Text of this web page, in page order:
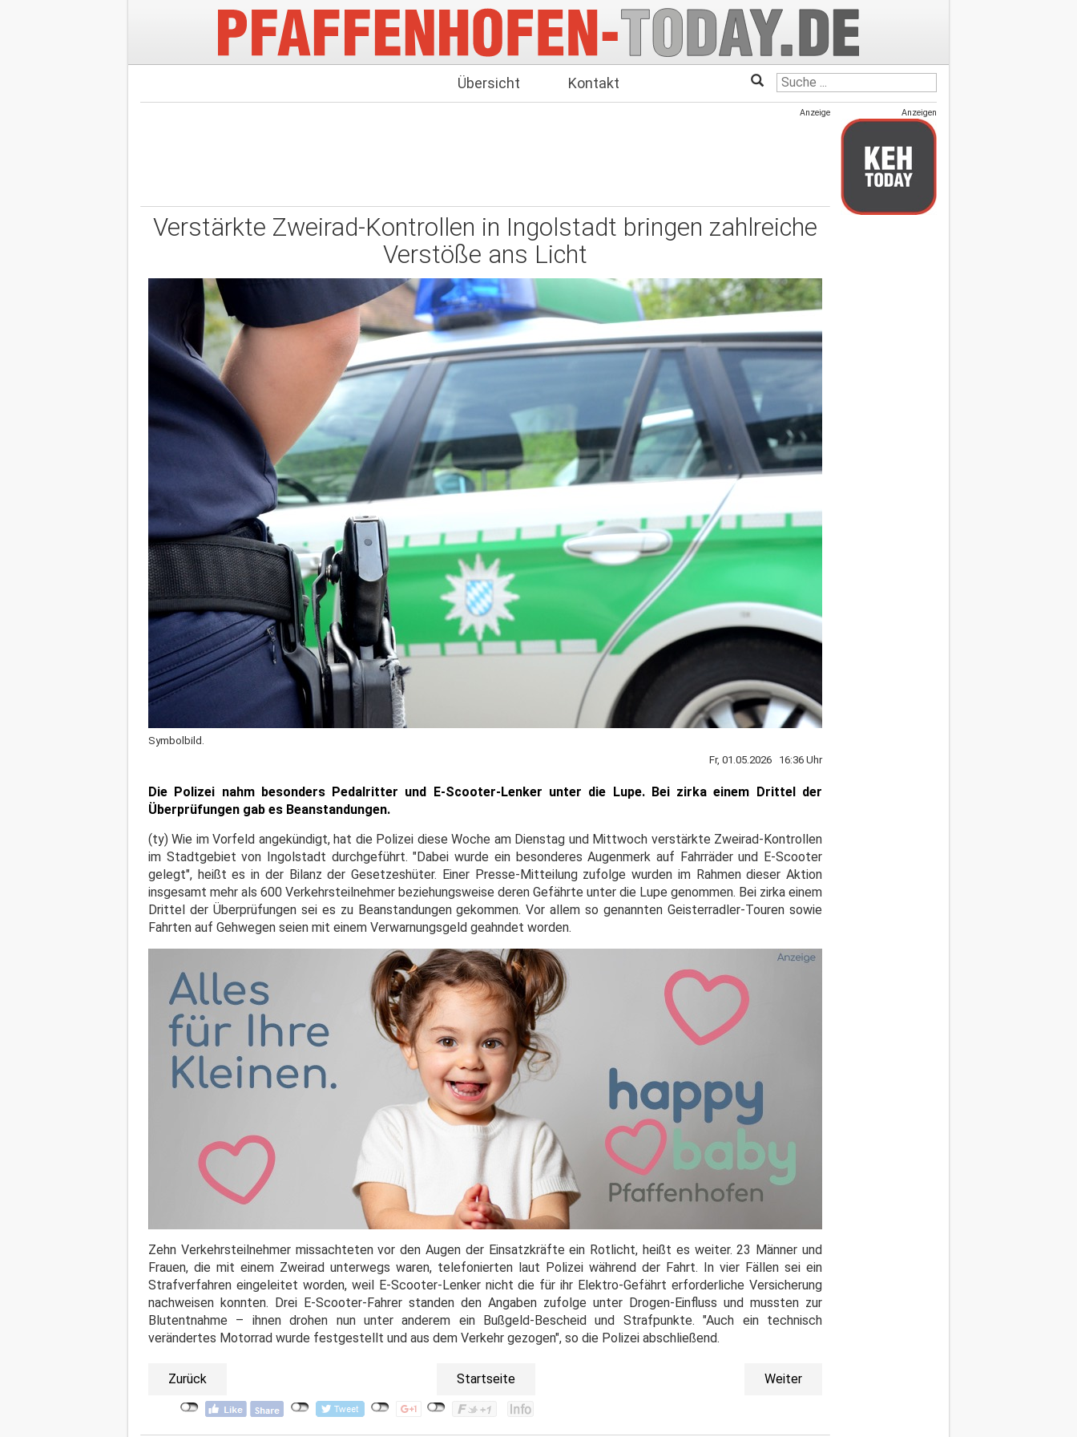
Übersicht Kontakt
Anzeige
Verstärkte Zweirad-Kontrollen in Ingolstadt bringen zahlreiche
Verstöße ans Licht
Symbolbild.
Fr, 01.05.2026 16:36 Uhr
Die Polizei nahm besonders Pedalritter und E-Scooter-Lenker unter die Lupe. Bei zirka einem Drittel der
Überprüfungen gab es Beanstandungen.
(ty) Wie im Vorfeld angekündigt, hat die Polizei diese Woche am Dienstag und Mittwoch verstärkte Zweirad-Kontrollen
im Stadtgebiet von Ingolstadt durchgeführt. "Dabei wurde ein besonderes Augenmerk auf Fahrräder und E-Scooter
gelegt", heißt es in der Bilanz der Gesetzeshüter. Einer Presse-Mitteilung zufolge wurden im Rahmen dieser Aktion
insgesamt mehr als 600 Verkehrsteilnehmer beziehungsweise deren Gefährte unter die Lupe genommen. Bei zirka einem
Drittel der Überprüfungen sei es zu Beanstandungen gekommen. Vor allem so genannten Geisterradler-Touren sowie
Fahrten auf Gehwegen seien mit einem Verwarnungsgeld geahndet worden.
Zehn Verkehrsteilnehmer missachteten vor den Augen der Einsatzkräfte ein Rotlicht, heißt es weiter. 23 Männer und
Frauen, die mit einem Zweirad unterwegs waren, telefonierten laut Polizei während der Fahrt. In vier Fällen sei ein
Strafverfahren eingeleitet worden, weil E-Scooter-Lenker nicht die für ihr Elektro-Gefährt erforderliche Versicherung
nachweisen konnten. Drei E-Scooter-Fahrer standen den Angaben zufolge unter Drogen-Einfluss und mussten zur
Blutentnahme – ihnen drohen nun unter anderem ein Bußgeld-Bescheid und Strafpunkte. "Auch ein technisch
verändertes Motorrad wurde festgestellt und aus dem Verkehr gezogen", so die Polizei abschließend.
Zurück Startseite Weiter
Anzeigen